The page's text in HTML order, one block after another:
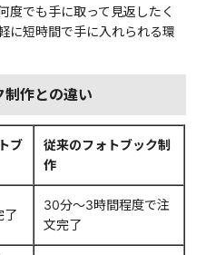
度でも手に取って見返したく
に短時間で手に入れられる環
作との違い
ブ
従来のフォトブック制
作
了
30分〜3時間程度で注
文完了